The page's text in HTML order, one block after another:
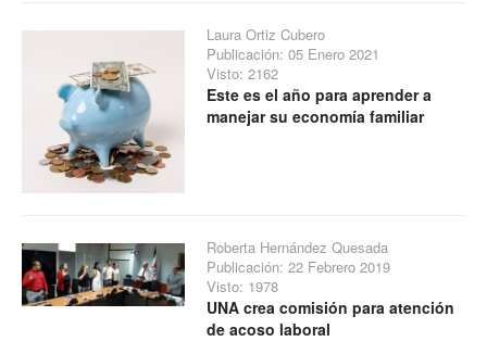
Laura Ortiz Cubero
Publicación: 05 Enero 2021
Visto: 2162
Este es el año para aprender a
manejar su economía familiar
Roberta Hernández Quesada
Publicación: 22 Febrero 2019
Visto: 1978
UNA crea comisión para atención
de acoso laboral